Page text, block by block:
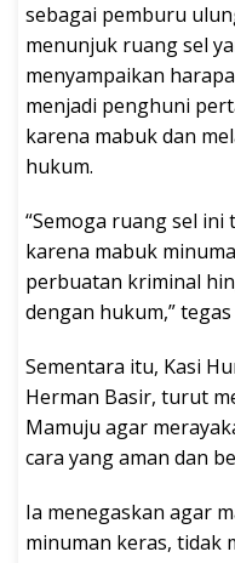
sebagai pemburu
menunjuk ruang sel
menyampaikan
menjadi penghuni
karena mabuk dan
hukum.
“Semoga ruang sel ini
karena mabuk
perbuatan kriminal
dengan hukum,”
Sementara itu, Kasi
Herman Basir, turut
Mamuju agar
cara yang aman dan
Ia menegaskan agar
minuman keras, tidak